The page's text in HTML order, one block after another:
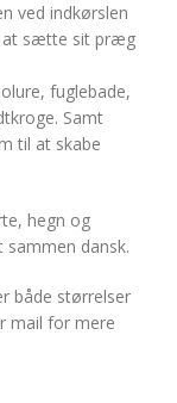
ved indkørslen
at sætte sit præg
fuglebade,
Samt
til at skabe
hegn og
sammen dansk.
både størrelser
mail for mere